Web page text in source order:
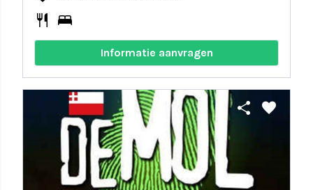
restaurant bed
Informatie aanvragen
share favorite